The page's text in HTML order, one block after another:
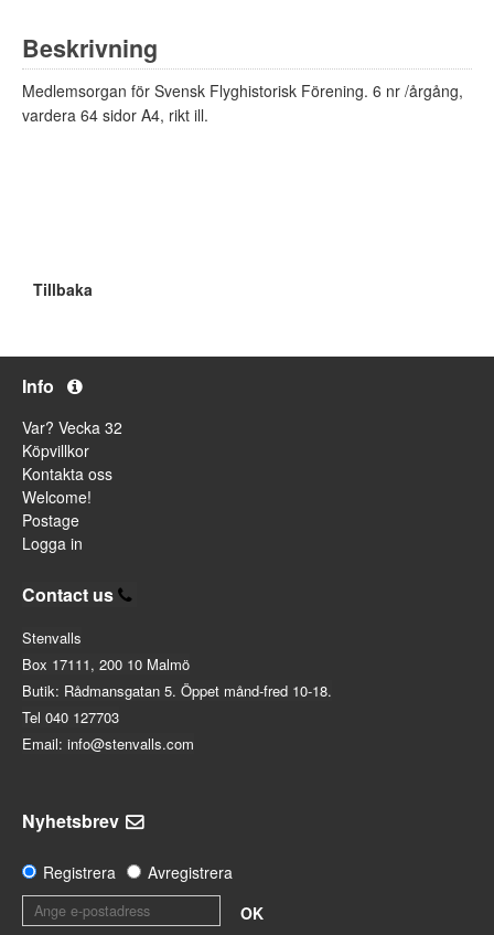
Beskrivning
Medlemsorgan för Svensk Flyghistorisk Förening. 6 nr /årgång,
vardera 64 sidor A4, rikt ill.
Tillbaka
Info
Var? Vecka 32
Köpvillkor
Kontakta oss
Welcome!
Postage
Logga in
Contact us
Stenvalls
Box 17111, 200 10 Malmö
Butik: Rådmansgatan 5. Öppet månd-fred 10-18.
Tel 040 127703
Email: info@stenvalls.com
Nyhetsbrev
Registrera
Avregistrera
OK